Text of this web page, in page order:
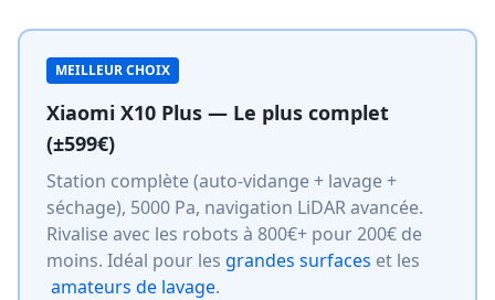
MEILLEUR CHOIX
Xiaomi X10 Plus — Le plus complet
(±599€)
Station complète (auto-vidange + lavage +
séchage), 5000 Pa, navigation LiDAR avancée.
Rivalise avec les robots à 800€+ pour 200€ de
moins. Idéal pour les grandes surfaces et les
amateurs de lavage.